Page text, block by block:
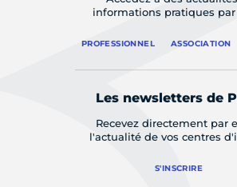
informations pratiques
PROFESSIONNEL ASSOCIATION
Les newsletters de
Recevez directement par
l'actualité de vos centres
S'INSCRIRE